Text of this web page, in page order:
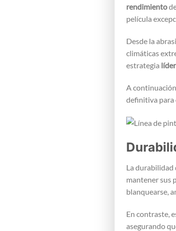
rendimiento
película
Desde la
climáticas
estrategia líder
A
definitiva para
La durabilidad
mantener sus
blanquearse,
En contraste,
asegurando